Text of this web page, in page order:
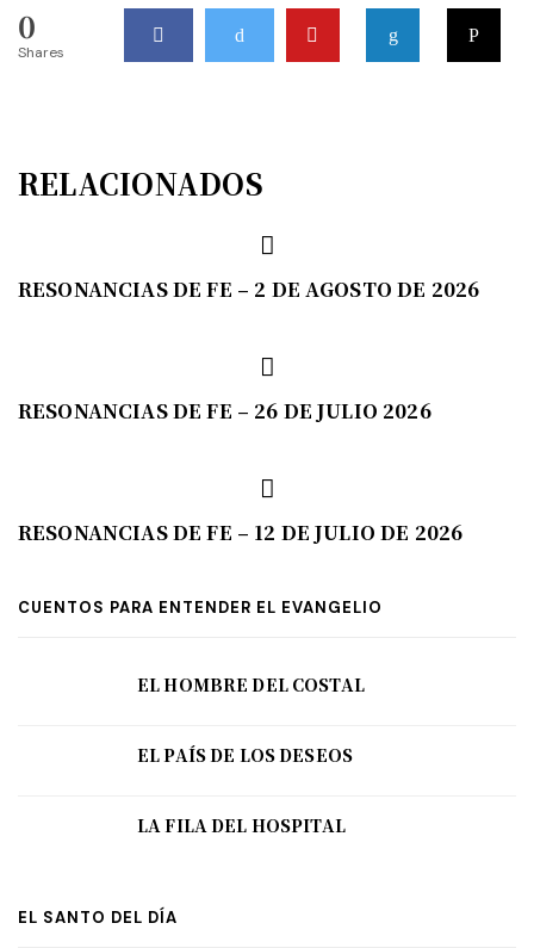
0
Shares
RELACIONADOS
RESONANCIAS DE FE – 2 DE AGOSTO DE 2026
RESONANCIAS DE FE – 26 DE JULIO 2026
RESONANCIAS DE FE – 12 DE JULIO DE 2026
CUENTOS PARA ENTENDER EL EVANGELIO
EL HOMBRE DEL COSTAL
EL PAÍS DE LOS DESEOS
LA FILA DEL HOSPITAL
EL SANTO DEL DÍA